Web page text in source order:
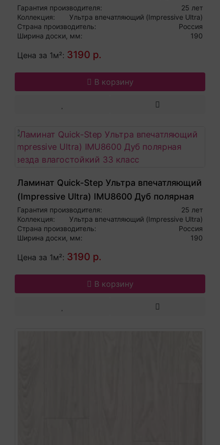
вулканический влагостойкий 33 класс
Гарантия производителя:
25 лет
Коллекция:
Ультра впечатляющий (Impressive Ultra)
Страна производитель:
Россия
Ширина доски, мм:
190
Цена за 1м²: 3190 р.
В корзину
Ламинат Quick-Step Ультра впечатляющий
(Impressive Ultra) IMU8600 Дуб полярная
звезда влагостойкий 33 класс
Гарантия производителя:
25 лет
Коллекция:
Ультра впечатляющий (Impressive Ultra)
Страна производитель:
Россия
Ширина доски, мм:
190
Цена за 1м²: 3190 р.
В корзину